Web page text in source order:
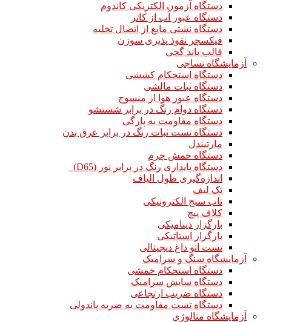
دستگاه آزمون الکتریکی کاندوم
دستگاه عبور آب از کاتر
دستگاه نشتی مایع از اتصال تخلیه
فیکسچر نفوذ پذیری سوزن
قالب باند گچی
آزمایشگاه نساجی
دستگاه استحکام کششی
دستگاه ثبات مالشی
دستگاه عبور هوا از منسوج
دستگاه دوام رنگ در برابر شستشو
دستگاه مقاومت به پارگی
دستگاه تست ثبات رنگ در برابر عرق بدن
مارتیندل
دستگاه خمش چرم
دستگاه پایداری رنگ در برابر نور (D65)
اندازه‌گیری طول الیاف
تک لیف
تاب سنج الکترونیکی
کلاف پیچ
بارگزار دینامیکی
بارگزار استاتیکی
تست اتو داغ دیجیتالی
آزمایشگاه سنگ و سرامیک
دستگاه استحکام خمشی
دستگاه سایش سرامیک
دستگاه ضریب ارتجاعی
دستگاه تست مقاومت به ضربه پاندولی
آزمایشگاه متالوژی